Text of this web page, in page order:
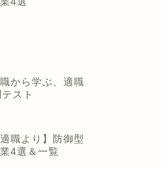
から学ぶ、適職
スト
職より】防御型
4選＆一覧